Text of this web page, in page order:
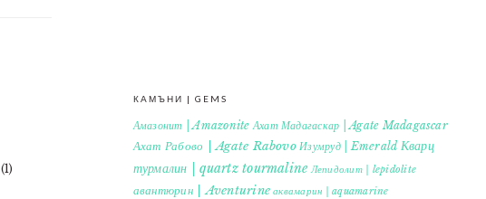
(1)
КАМЪНИ | GEMS
Амазонит | Amazonite Ахат Мадагаскар | Agate Madagascar
Ахат Рабово | Agate Rabovo Изумруд | Emerald Кварц
турмалин | quartz tourmaline Лепидолит | lepidolite
авантюрин | Aventurine аквамарин | aquamarine